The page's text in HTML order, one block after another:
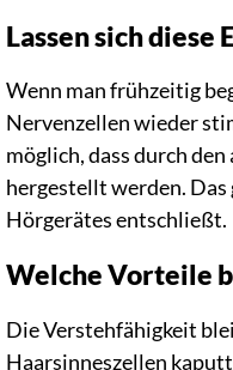
Lassen sich diese
Wenn man frühzeitig
Nervenzellen wieder
möglich, dass durch
hergestellt werden. Das
Hörgerätes entschließt.
Welche Vorteile
Die Verstehfähigkeit
Haarsinneszellen